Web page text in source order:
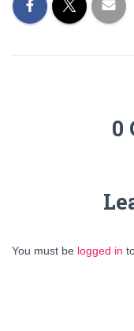
0
You must be logged in